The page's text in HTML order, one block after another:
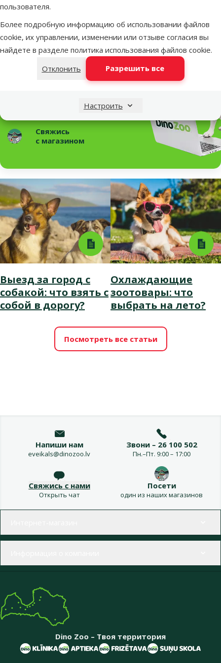
пользователя.
Более подробную информацию об использовании файлов
cookie, их управлении, изменении или отзыве согласия вы
найдете в разделе политика использования файлов cookie.
Отклонить
Разрешить все
Настроить
Необходима помощь?
Свяжись с нами, мы поможем!
Звони – 26 100 502
Пн.–Пт. 9:00 – 17:00
Свяжись
с магазином
Выезд за город с
собакой: что взять с
собой в дорогу?
Охлаждающие
зоотовары: что
выбрать на лето?
Посмотреть все статьи
Напиши нам
eveikals@dinozoo.lv
Звони – 26 100 502
Пн.–Пт. 9:00 – 17:00
Свяжись с нами
Открыть чат
Посети
один из наших магазинов
Dino Zoo – Твоя территория